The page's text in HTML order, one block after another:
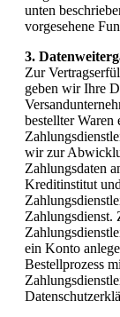
unten
vorgesehene
3.
Zur
geben wir Ihre
bestellter Waren
wir zur
Zahlungsdaten
Kreditinstitut
Zahlungsdienst.
ein Konto
Bestellprozess